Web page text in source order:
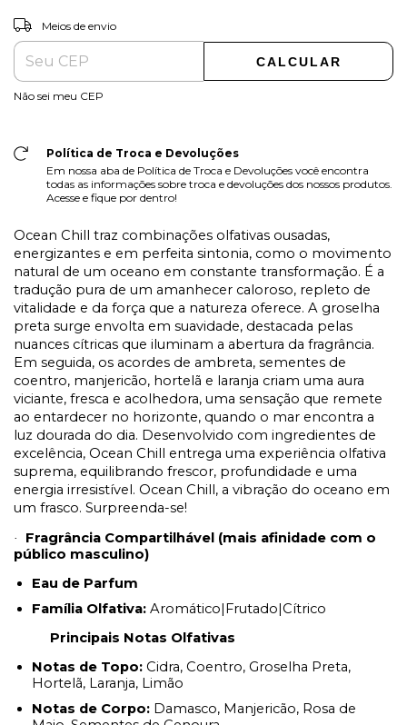
Entregas para o CEP:
Meios de envio
CALCULAR
Não sei meu CEP
Política de Troca e Devoluções
Em nossa aba de Política de Troca e Devoluções você encontra
todas as informações sobre troca e devoluções dos nossos produtos.
Acesse e fique por dentro!
Ocean Chill traz combinações olfativas ousadas,
energizantes e em perfeita sintonia, como o movimento
natural de um oceano em constante transformação. É a
tradução pura de um amanhecer caloroso, repleto de
vitalidade e da força que a natureza oferece. A groselha
preta surge envolta em suavidade, destacada pelas
nuances cítricas que iluminam a abertura da fragrância.
Em seguida, os acordes de ambreta, sementes de
coentro, manjericão, hortelã e laranja criam uma aura
viciante, fresca e acolhedora, uma sensação que remete
ao entardecer no horizonte, quando o mar encontra a
luz dourada do dia. Desenvolvido com ingredientes de
excelência, Ocean Chill entrega uma experiência olfativa
suprema, equilibrando frescor, profundidade e uma
energia irresistível. Ocean Chill, a vibração do oceano em
um frasco. Surpreenda-se!
·
Fragrância Compartilhável (mais afinidade com o
público masculino)
Eau de Parfum
Família Olfativa: Aromático|Frutado|Cítrico
Principais Notas Olfativas
Notas de Topo: Cidra, Coentro, Groselha Preta,
Hortelã, Laranja, Limão
Notas de Corpo: Damasco, Manjericão, Rosa de